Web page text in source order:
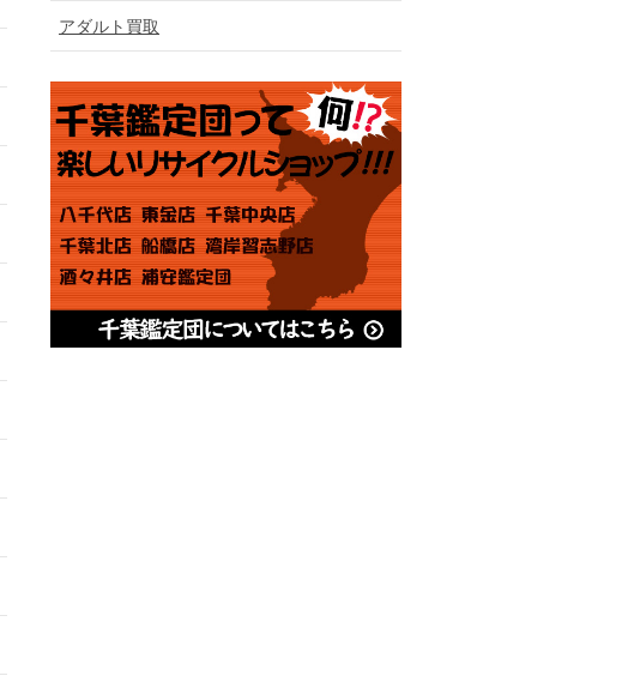
アダルト買取